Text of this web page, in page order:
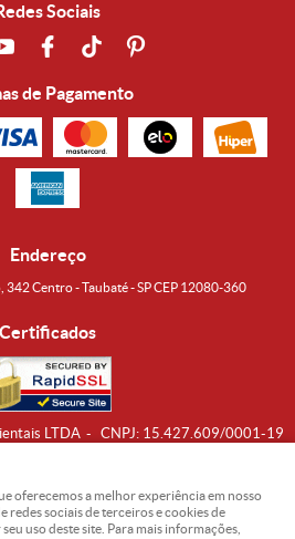
Sociais
de Pagamento
Endereço
342 Centro - Taubaté - SP CEP 12080-360
Certificados
LTDA CNPJ: 15.427.609/0001-19
oferecemos a melhor experiência em nosso
redes sociais de terceiros e cookies de
uso deste site. Para mais informações,